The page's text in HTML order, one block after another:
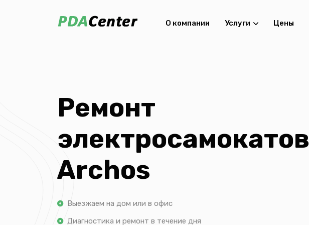
О компании Услуги Цены
Ремонт
электросамокатов
Archos
Выезжаем на дом или в офис
Диагностика и ремонт в течение дня